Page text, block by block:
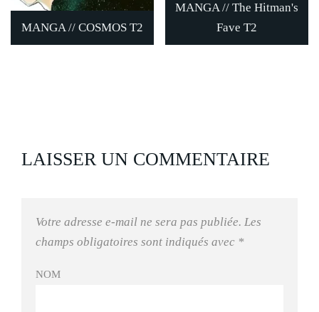
MANGA // COSMOS T2
MANGA // The Hitman's
Fave T2
LAISSER UN COMMENTAIRE
Votre adresse e-mail ne sera pas publiée. Les
champs obligatoires sont indiqués avec *
NOM